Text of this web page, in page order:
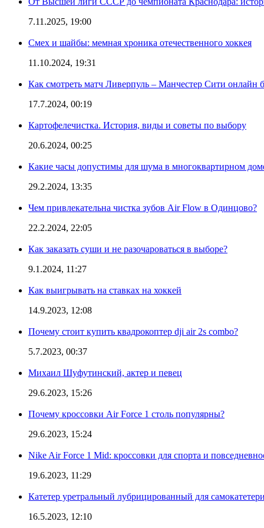
7.11.2025, 19:00
Смех и шайбы: мемная хроника отечественного хоккея
11.10.2024, 19:31
Как смотреть матч Ливерпуль – Манчестер Сити онлайн
17.7.2024, 00:19
Картофелечистка. История, виды и советы по выбору
20.6.2024, 00:25
Какие часы допустимы для шума в многоквартирном
29.2.2024, 13:35
Чем привлекательна чистка зубов Air Flow в Одинцово?
22.2.2024, 22:05
Как заказать суши и не разочароваться в выборе?
9.1.2024, 11:27
Как выигрывать на ставках на хоккей
14.9.2023, 12:08
Почему стоит купить квадрокоптер dji air 2s combo?
5.7.2023, 00:37
Михаил Шуфутинский, актер и певец
29.6.2023, 15:26
Почему кроссовки Air Force 1 столь популярны?
29.6.2023, 15:24
Nike Air Force 1 Mid: кроссовки для спорта и
19.6.2023, 11:29
Катетер уретральный лубрицированный для
16.5.2023, 12:10